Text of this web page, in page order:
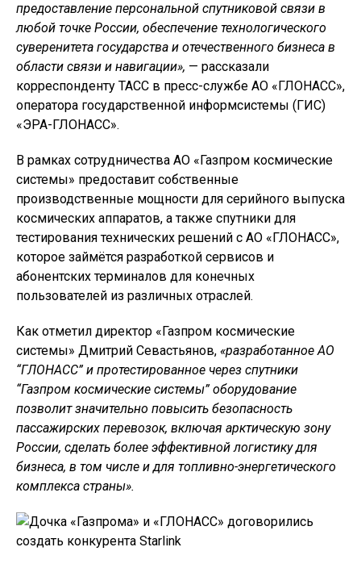
предоставление персональной спутниковой связи в
любой точке России, обеспечение технологического
суверенитета государства и отечественного бизнеса в
области связи и навигации», — рассказали
корреспонденту ТАСС в пресс-службе АО «ГЛОНАСС»,
оператора государственной информсистемы (ГИС)
«ЭРА-ГЛОНАСС».
В рамках сотрудничества АО «Газпром космические
системы» предоставит собственные
производственные мощности для серийного выпуска
космических аппаратов, а также спутники для
тестирования технических решений с АО «ГЛОНАСС»,
которое займётся разработкой сервисов и
абонентских терминалов для конечных
пользователей из различных отраслей.
Как отметил директор «Газпром космические
системы» Дмитрий Севастьянов, «разработанное АО
“ГЛОНАСС” и протестированное через спутники
“Газпром космические системы” оборудование
позволит значительно повысить безопасность
пассажирских перевозок, включая арктическую зону
России, сделать более эффективной логистику для
бизнеса, в том числе и для топливно-энергетического
комплекса страны».